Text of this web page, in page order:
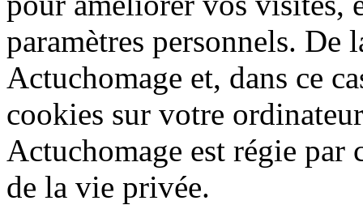
paramètres personnels.
Actuchomage et, dans ce
cookies sur votre
Actuchomage est régie par
de la vie privée.